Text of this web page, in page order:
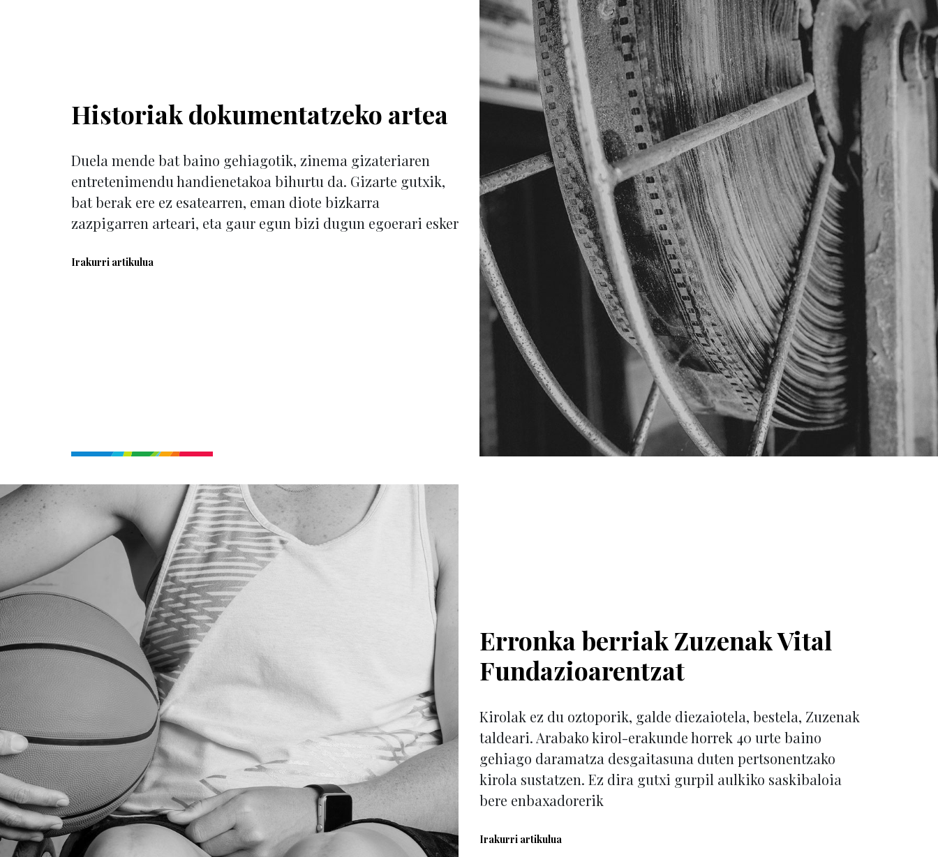
Historiak dokumentatzeko artea
Duela mende bat baino gehiagotik, zinema gizateriaren
entretenimendu handienetakoa bihurtu da. Gizarte gutxik,
bat berak ere ez esatearren, eman diote bizkarra
zazpigarren arteari, eta gaur egun bizi dugun egoerari esker
Irakurri artikulua
Erronka berriak Zuzenak Vital
Fundazioarentzat
Kirolak ez du oztoporik, galde diezaiotela, bestela, Zuzenak
taldeari. Arabako kirol-erakunde horrek 40 urte baino
gehiago daramatza desgaitasuna duten pertsonentzako
kirola sustatzen. Ez dira gutxi gurpil aulkiko saskibaloia
bere enbaxadorerik
Irakurri artikulua